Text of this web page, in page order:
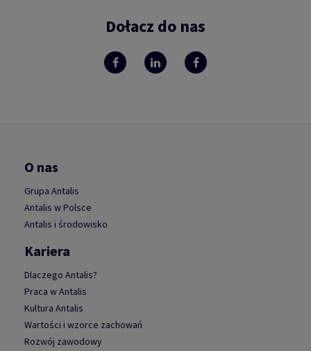
Dołacz do nas
O nas
Grupa Antalis
Antalis w Polsce
Antalis i środowisko
Kariera
Dlaczego Antalis?
Praca w Antalis
Kultura Antalis
Wartości i wzorce zachowań
Rozwój zawodowy